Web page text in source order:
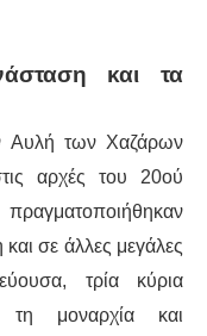
και τα
Αυλή των Χαζάρων
αρχές του 20ού
σε άλλες μεγάλες
τρία κύρια
τη μοναρχία και